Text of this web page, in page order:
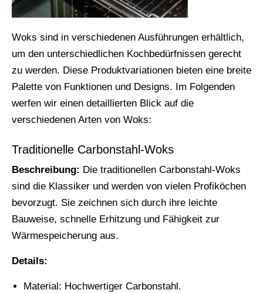
Woks sind in verschiedenen Ausführungen erhältlich,
um den unterschiedlichen Kochbedürfnissen gerecht
zu werden. Diese Produktvariationen bieten eine breite
Palette von Funktionen und Designs. Im Folgenden
werfen wir einen detaillierten Blick auf die
verschiedenen Arten von Woks:
Traditionelle Carbonstahl-Woks
Beschreibung: Die traditionellen Carbonstahl-Woks
sind die Klassiker und werden von vielen Profiköchen
bevorzugt. Sie zeichnen sich durch ihre leichte
Bauweise, schnelle Erhitzung und Fähigkeit zur
Wärmespeicherung aus.
Details:
Material: Hochwertiger Carbonstahl.